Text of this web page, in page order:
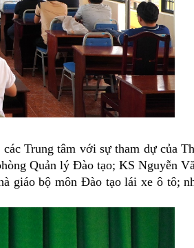
các Trung tâm với sự tham dự của
Quản lý Đào tạo;KS Nguyễn
giáo bộ môn Đào tạo lái xe ô tô;